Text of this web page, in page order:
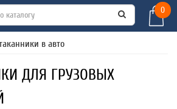
0
в авто
ДЛЯ ГРУЗОВЫХ